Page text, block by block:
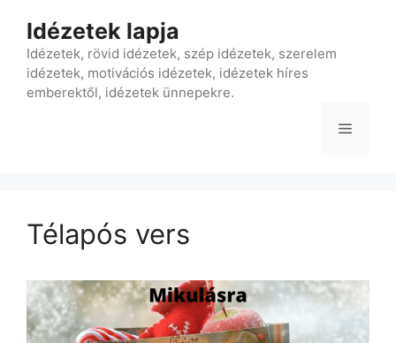
tartalomba
Idézetek lapja
Idézetek, rövid idézetek, szép idézetek, szerelem
idézetek, motivációs idézetek, idézetek híres
emberektől, idézetek ünnepekre.
Menü
Télapós vers